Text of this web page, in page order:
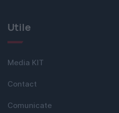
Utile
Media KIT
Contact
Comunicate